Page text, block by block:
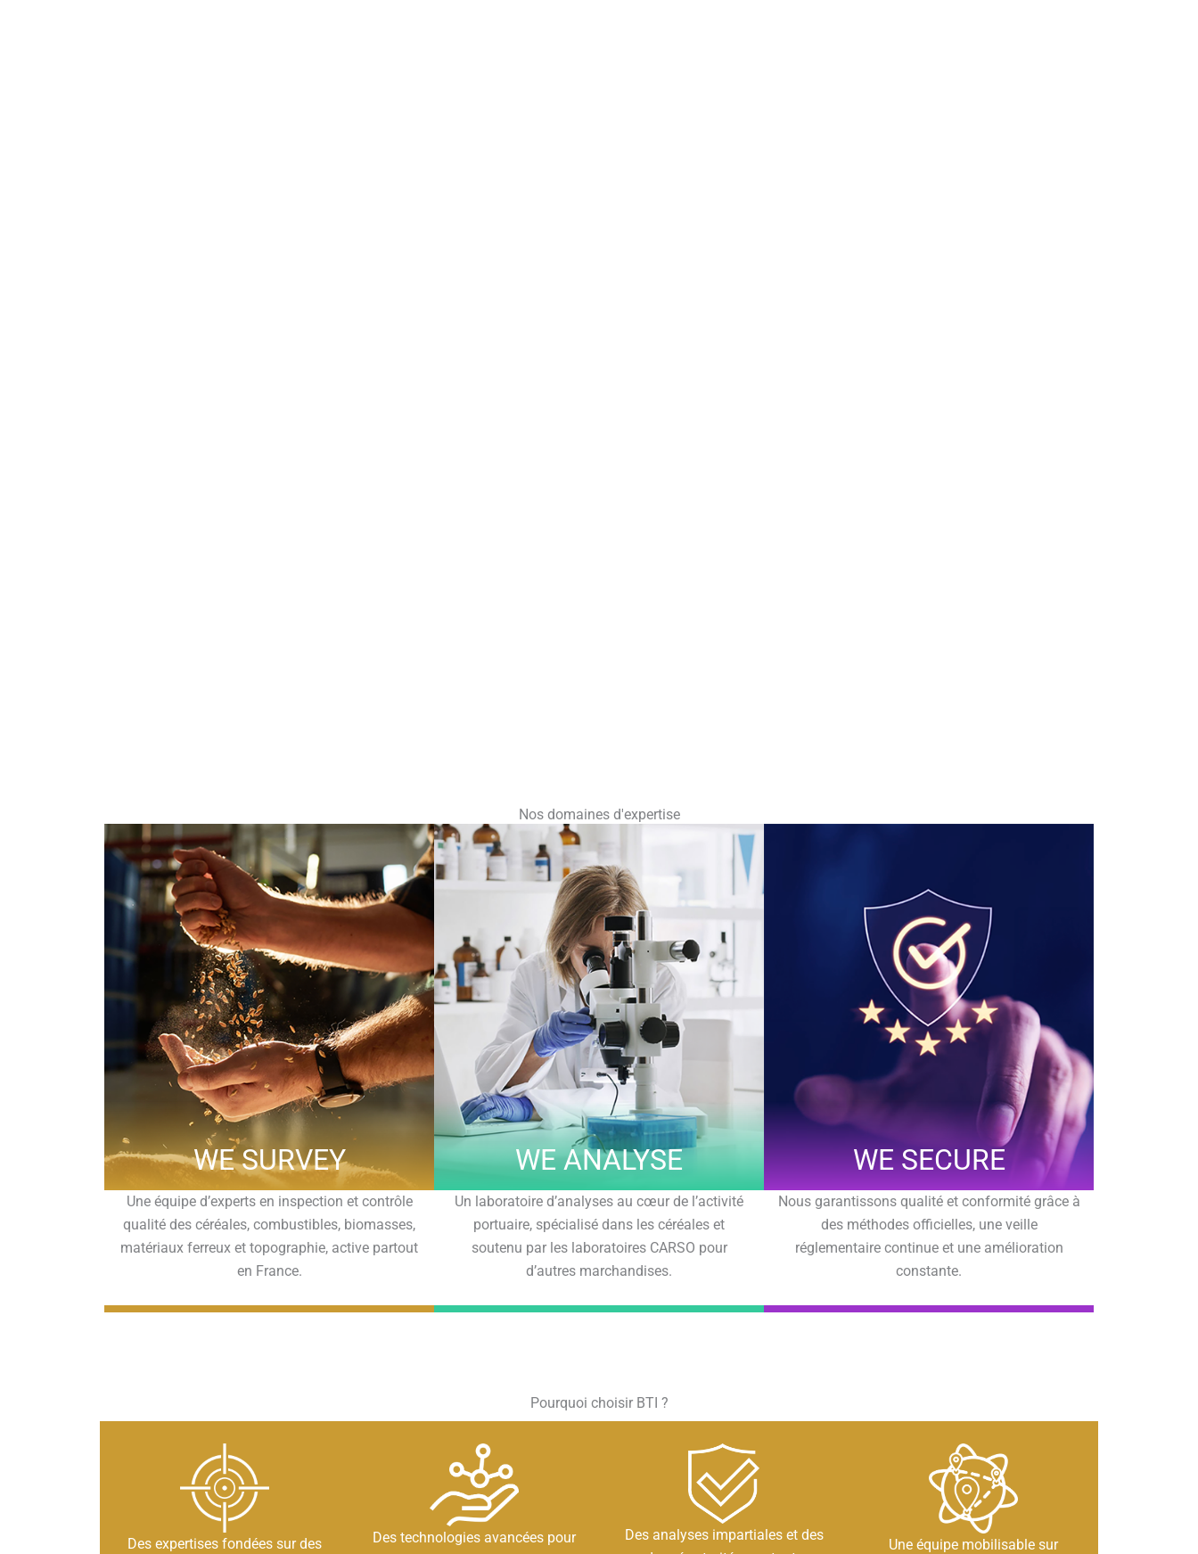
Nos domaines d'expertise
WE SURVEY
Une équipe d’experts en inspection et contrôle
qualité des céréales, combustibles, biomasses,
matériaux ferreux et topographie, active partout
en France.
WE ANALYSE
Un laboratoire d’analyses au cœur de l’activité
portuaire, spécialisé dans les céréales et
soutenu par les laboratoires CARSO pour
d’autres marchandises.
WE SECURE
Nous garantissons qualité et conformité grâce à
des méthodes officielles, une veille
réglementaire continue et une amélioration
constante.
Pourquoi choisir BTI ?
Des expertises fondées sur des
Des technologies avancées pour
Des analyses impartiales et des
Une équipe mobilisable sur